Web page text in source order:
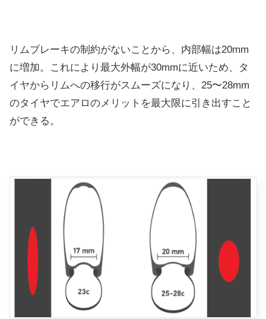
リムブレーキの制約がないことから、内部幅は20mm
に増加。これにより最大外幅が30mmに近いため、タ
イヤからリムへの移行がスムーズになり、25〜28mm
のタイヤでエアロのメリットを最大限に引き出すこと
ができる。